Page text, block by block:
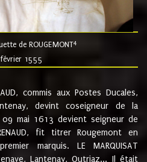
de ROUGEMONT4
1555
commis aux Postes Ducales,
devint coseigneur de la
mai 1613 devient seigneur de
fit titrer Rougemont en
marquis. LE MARQUISAT
Lantenay, Outriaz... Il était